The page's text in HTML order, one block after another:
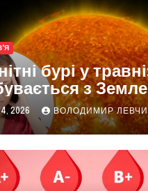
бурі у
з
самопочуттям
2026 ВОЛОДИМИР